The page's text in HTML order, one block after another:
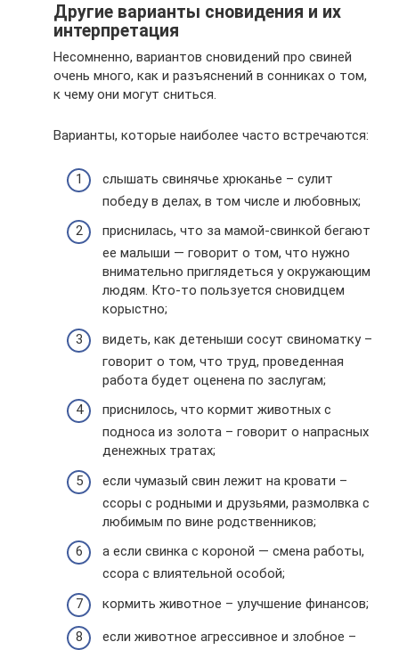
Другие варианты сновидения и их
интерпретация
Несомненно, вариантов сновидений про свиней
очень много, как и разъяснений в сонниках о том,
к чему они могут сниться.
Варианты, которые наиболее часто встречаются:
слышать свинячье хрюканье – сулит
победу в делах, в том числе и любовных;
приснилась, что за мамой-свинкой бегают
ее малыши — говорит о том, что нужно
внимательно приглядеться у окружающим
людям. Кто-то пользуется сновидцем
корыстно;
видеть, как детеныши сосут свиноматку –
говорит о том, что труд, проведенная
работа будет оценена по заслугам;
приснилось, что кормит животных с
подноса из золота – говорит о напрасных
денежных тратах;
если чумазый свин лежит на кровати –
ссоры с родными и друзьями, размолвка с
любимым по вине родственников;
а если свинка с короной — смена работы,
ссора с влиятельной особой;
кормить животное – улучшение финансов;
если животное агрессивное и злобное –